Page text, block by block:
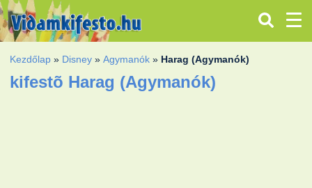
Kezdőlap » Disney »Agymanók » Harag (Agymanók)
kifestõ Harag (Agymanók)